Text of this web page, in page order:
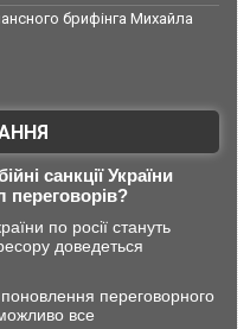
брифінга Михайла
санкції України
переговорів?
по росії стануть
доведеться
переговорного
все